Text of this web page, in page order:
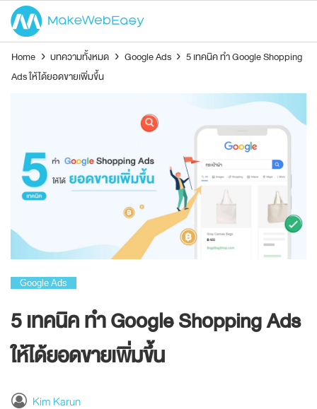
Home › บทความทั้งหมด › Google Ads › 5 เทคนิค ทำ Google Shopping
Ads ให้ได้ยอดขายเพิ่มขึ้น
Google Ads
5 เทคนิค ทำ Google Shopping Ads
ให้ได้ยอดขายเพิ่มขึ้น
Kim Karun